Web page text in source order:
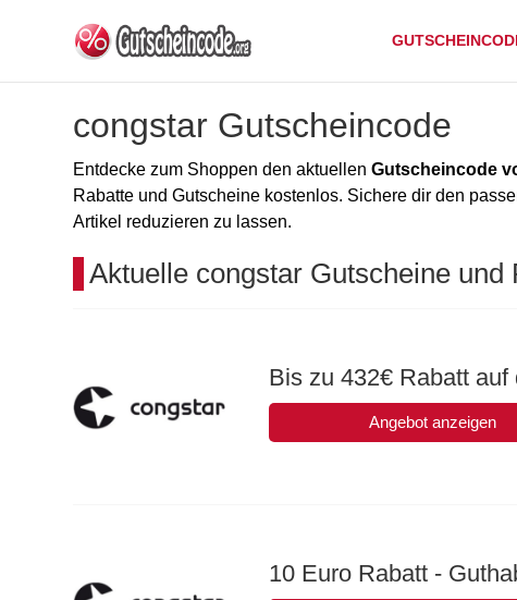
congstar Gutscheincode
Entdecke zum Shoppen den aktuellen Gutscheincode
Rabatte und Gutscheine kostenlos. Sichere dir den
Artikel reduzieren zu lassen.
Aktuelle congstar Gutscheine und
Bis zu 432€ Rabatt
Angebot anzeigen
10 Euro Rabatt -